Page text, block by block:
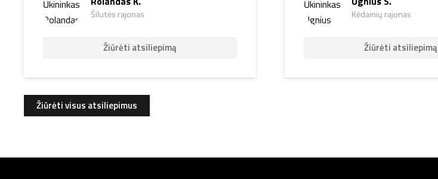
Šilutės rajonas
Žiūrėti atsiliepimą
Kėdainių rajonas
Žiūrėti atsiliepimą
Žiūrėti visus atsiliepimus